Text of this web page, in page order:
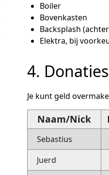
Boiler
Bovenkasten
Backsplash
Elektra, bij
4.
Je kunt geld
Naam/Nick
Sebastius
Juerd